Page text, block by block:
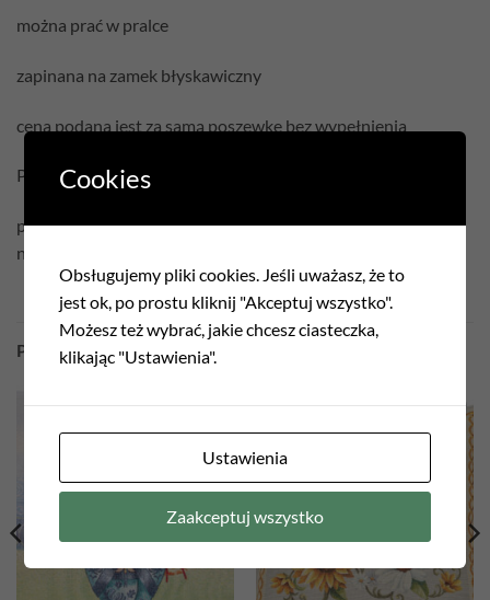
można prać w pralce
zapinana na zamek błyskawiczny
cena podana jest za samą poszewkę bez wypełnienia
Pielęgnacja:
prać w temperaturze 30°C
nie czyścić chemicznie
PODOBNE PRODUKTY
wishlist
Add to
Cookies
Obsługujemy pliki cookies. Jeśli uważasz, że to
jest ok, po prostu kliknij "Akceptuj wszystko".
Możesz też wybrać, jakie chcesz ciasteczka,
klikając "Ustawienia".
Ustawienia
Zaakceptuj wszystko